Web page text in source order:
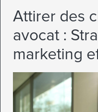
Attirer des
avocat :
marketing